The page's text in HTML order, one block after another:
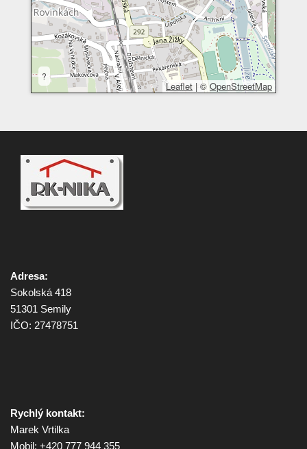
?
Leaflet | ©OpenStreetMap
Adresa:
Sokolská 418
51301 Semily
IČO: 27478751
Rychlý kontakt:
Marek Vrtilka
Mobil: +420 777 944 355